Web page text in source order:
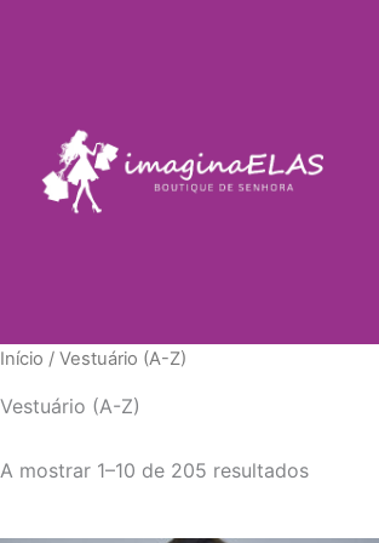
Início / Vestuário (A-Z)
Vestuário (A-Z)
A mostrar 1–10 de 205 resultados